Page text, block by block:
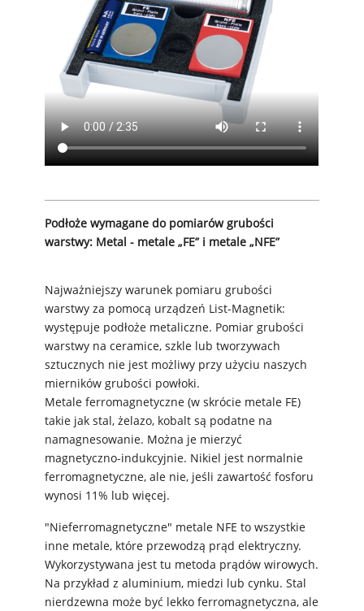
Podłoże wymagane do pomiarów grubości
warstwy: Metal - metale „FE” i metale „NFE”
Najważniejszy warunek pomiaru grubości
warstwy za pomocą urządzeń List-Magnetik:
występuje podłoże metaliczne. Pomiar grubości
warstwy na ceramice, szkle lub tworzywach
sztucznych nie jest możliwy przy użyciu naszych
mierników grubości powłoki.
Metale ferromagnetyczne (w skrócie metale FE)
takie jak stal, żelazo, kobalt są podatne na
namagnesowanie. Można je mierzyć
magnetyczno-indukcyjnie. Nikiel jest normalnie
ferromagnetyczne, ale nie, jeśli zawartość fosforu
wynosi 11% lub więcej.
"Nieferromagnetyczne" metale NFE to wszystkie
inne metale, które przewodzą prąd elektryczny.
Wykorzystywana jest tu metoda prądów wirowych.
Na przykład z aluminium, miedzi lub cynku. Stal
nierdzewna może być lekko ferromagnetyczna, ale